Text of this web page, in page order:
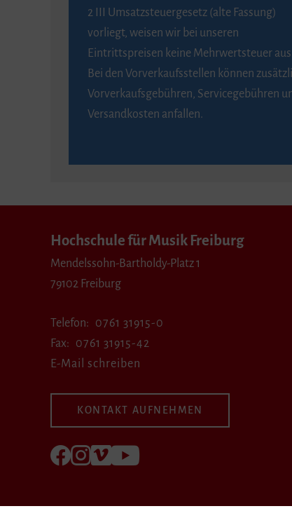
2 III Umsatzsteuergesetz (alte Fassung)
vorliegt, weisen wir bei unseren
Eintrittspreisen keine Mehrwertsteuer
Bei den Vorverkaufsstellen können
Vorverkaufsgebühren, Servicegebühren
Versandkosten anfallen.
Hochschule für Musik Freiburg
Mendelssohn-Bartholdy-Platz 1
79102 Freiburg
Telefon
0761 31915-0
Fax
0761 31915-42
E-Mail schreiben
KONTAKT AUFNEHMEN
Folgen Sie uns auf Facebook
Folgen Sie uns auf Instagram
Besuchen Sie uns bei Vimeo